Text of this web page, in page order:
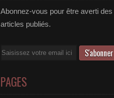
Abonnez-vous pour être averti
articles publiés.
Email
PAGES